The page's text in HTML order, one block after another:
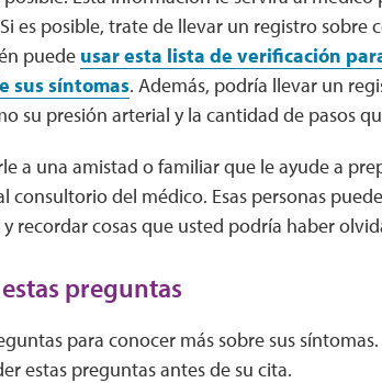
es posible, trate de llevar un registro sobre
puede usar esta lista de verificación
sus síntomas. Además, podría llevar un
su presión arterial y la cantidad de pasos
a una amistad o familiar que le ayude a
consultorio del médico. Esas personas
recordar cosas que usted podría haber
preguntas
para conocer más sobre sus
estas preguntas antes de su cita.